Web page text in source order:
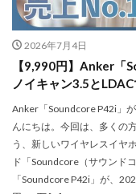
2026年7月4日
【9,990円】Anker「
ノイキャン3.5と
Anker「Soundcore P42i」
んにちは。今回は、多くの
う、新しいワイヤレスイヤ
ド「Soundcore（サウンド
「Soundcore P42i」が、
NIKKOR Z 70-
NIKKOR Z 70-
nikon 35mm f1.2
Nikon Z6 Ⅲ
Nikon Z7 Ⅲ
Nikon Z9 Ⅱ
Nikon ZED